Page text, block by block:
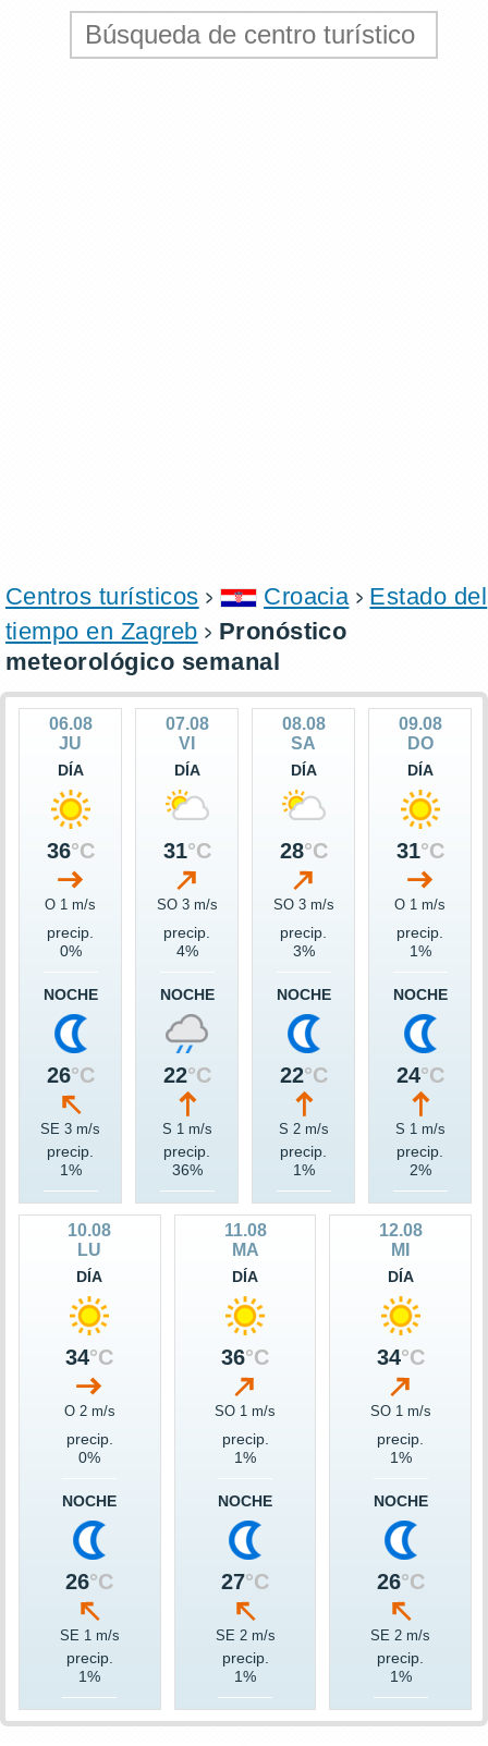
Centros turísticos Croacia
Estado del
tiempo en Zagreb
Pronóstico
meteorológico semanal
06.08
JU
DÍA
36°C
O 1 m/s
precip.
0%
NOCHE
26°C
SE 3 m/s
precip.
1%
07.08
VI
DÍA
31°C
SO 3 m/s
precip.
4%
NOCHE
22°C
S 1 m/s
precip.
36%
08.08
SA
DÍA
28°C
SO 3 m/s
precip.
3%
NOCHE
22°C
S 2 m/s
precip.
1%
09.08
DO
DÍA
31°C
O 1 m/s
precip.
1%
NOCHE
24°C
S 1 m/s
precip.
2%
10.08
LU
DÍA
34°C
O 2 m/s
precip.
0%
NOCHE
26°C
SE 1 m/s
precip.
1%
11.08
MA
DÍA
36°C
SO 1 m/s
precip.
1%
NOCHE
27°C
SE 2 m/s
precip.
1%
12.08
MI
DÍA
34°C
SO 1 m/s
precip.
1%
NOCHE
26°C
SE 2 m/s
precip.
1%